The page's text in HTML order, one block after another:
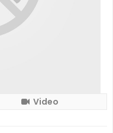
Video